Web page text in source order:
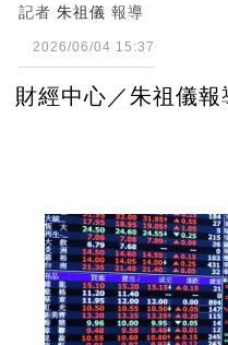
記者 朱祖儀 報導
2026/06/04 15:37
財經中心／朱祖儀報